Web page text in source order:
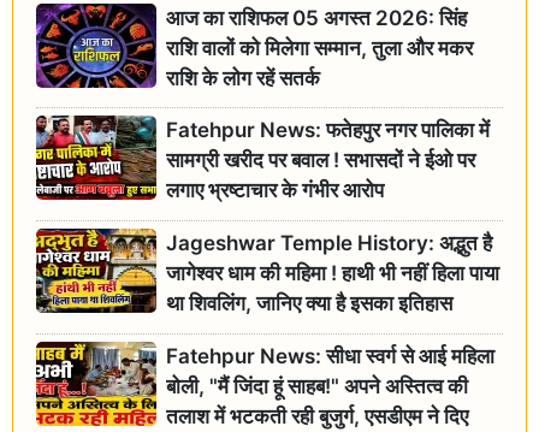
आज का राशिफल 05 अगस्त 2026: सिंह
राशि वालों को मिलेगा सम्मान, तुला और मकर
राशि के लोग रहें सतर्क
Fatehpur News: फतेहपुर नगर पालिका में
सामग्री खरीद पर बवाल ! सभासदों ने ईओ पर
लगाए भ्रष्टाचार के गंभीर आरोप
Jageshwar Temple History: अद्भुत है
जागेश्वर धाम की महिमा ! हाथी भी नहीं हिला पाया
था शिवलिंग, जानिए क्या है इसका इतिहास
Fatehpur News: सीधा स्वर्ग से आई महिला
बोली, "मैं जिंदा हूं साहब!" अपने अस्तित्व की
तलाश में भटकती रही बुजुर्ग, एसडीएम ने दिए